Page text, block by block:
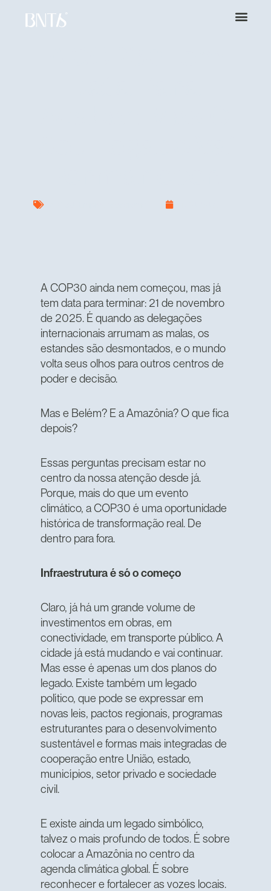
A COP30 ainda nem começou, mas já
tem data para terminar: 21 de novembro
de 2025. É quando as delegações
internacionais arrumam as malas, os
estandes são desmontados, e o mundo
volta seus olhos para outros centros de
poder e decisão.
Mas e Belém? E a Amazônia? O que fica
depois?
Essas perguntas precisam estar no
centro da nossa atenção desde já.
Porque, mais do que um evento
climático, a COP30 é uma oportunidade
histórica de transformação real. De
dentro para fora.
Infraestrutura é só o começo
Claro, já há um grande volume de
investimentos em obras, em
conectividade, em transporte público. A
cidade já está mudando e vai continuar.
Mas esse é apenas um dos planos do
legado. Existe também um legado
político, que pode se expressar em
novas leis, pactos regionais, programas
estruturantes para o desenvolvimento
sustentável e formas mais integradas de
cooperação entre União, estado,
municípios, setor privado e sociedade
civil.
E existe ainda um legado simbólico,
talvez o mais profundo de todos. É sobre
colocar a Amazônia no centro da
agenda climática global. É sobre
reconhecer e fortalecer as vozes locais.